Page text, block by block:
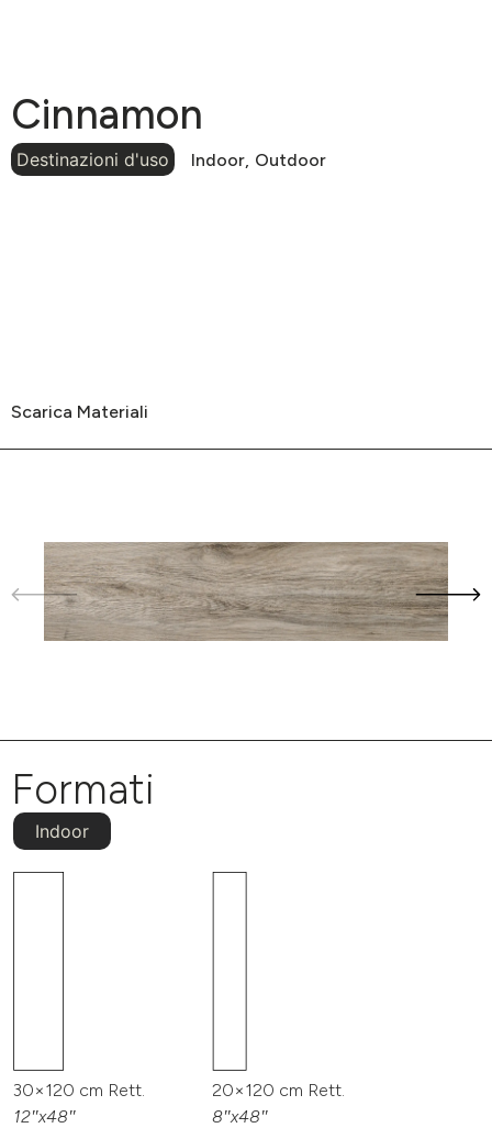
Cinnamon
Destinazioni d'uso Indoor, Outdoor
Scarica Materiali
Formati
Indoor
30×120 cm Rett.
12″x48″
20×120 cm Rett.
8″x48″